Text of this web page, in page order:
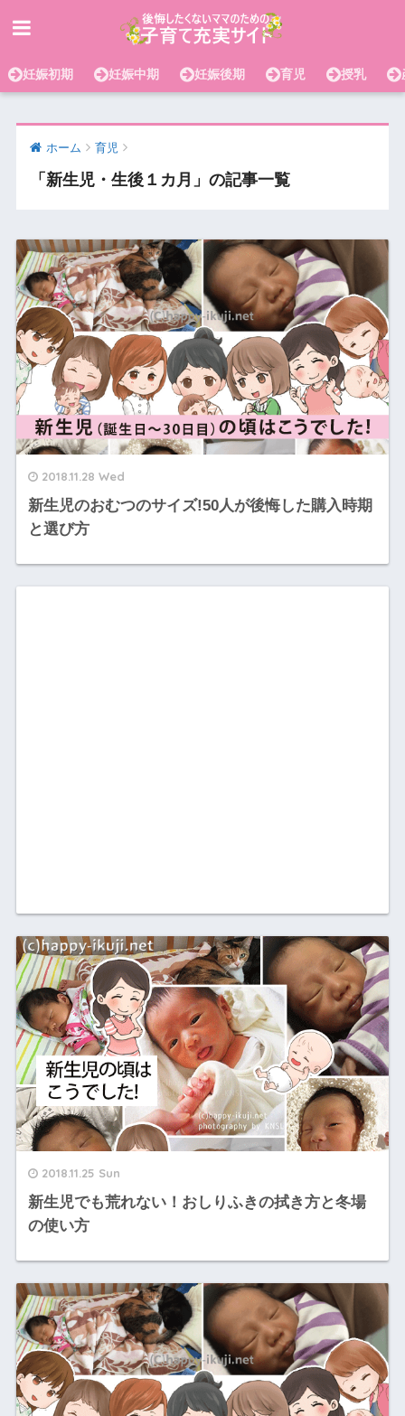
妊娠初期 妊娠中期 妊娠後期 育児 授乳
ホーム 育児
「新生児・生後１カ月」の記事一覧
2018.11.28 Wed
新生児のおむつのサイズ!50人が後悔した購入時期
と選び方
2018.11.25 Sun
新生児でも荒れない！おしりふきの拭き方と冬場
の使い方